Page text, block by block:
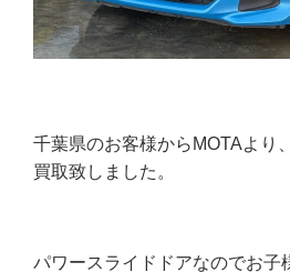
千葉県のお客様からMOTAより
買取致しました。
パワースライドドアなのでお子